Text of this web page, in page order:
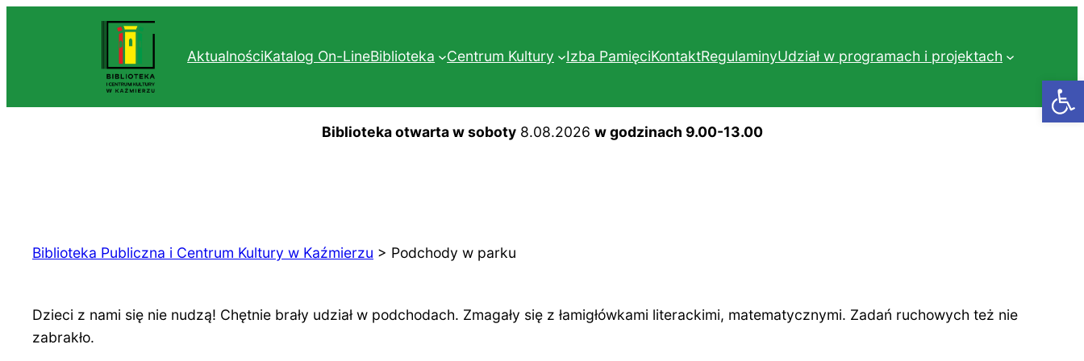
AktualnościKatalog On-LineBiblioteka Centrum Kultury Izba PamięciKontaktRegulaminyUdział w programach i projektach
Biblioteka otwarta w soboty8.08.2026 w godzinach 9.00-13.00
Biblioteka Publiczna i Centrum Kultury w Kaźmierzu > Podchody w parku
Dzieci z nami się nie nudzą! Chętnie brały udział w podchodach. Zmagały się z łamigłówkami literackimi, matematycznymi. Zadań ruchowych też nie
zabrakło.